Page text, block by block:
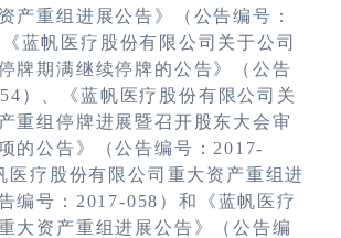
产重组进展公告》（公告编号：
蓝帆医疗股份有限公司关于公司
牌期满继续停牌的公告》（公告
）、《蓝帆医疗股份有限公司关
重组停牌进展暨召开股东大会审
的公告》（公告编号： 2017-
医疗股份有限公司重大资产重组进
编号： 2017-058 ）和《蓝帆医疗
大资产重组进展公告》（公告编